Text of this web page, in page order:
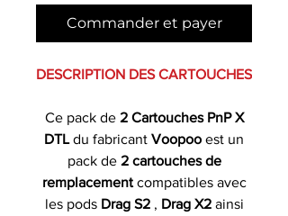
Commander et payer
DESCRIPTION DES CARTOUCHES
Ce pack de 2 Cartouches PnP X
DTLdu fabricant Voopoo est un
pack de 2 cartouches de
remplacementcompatibles avec
les podsDrag S2, Drag X2ainsi